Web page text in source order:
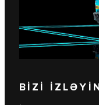
BİZİ